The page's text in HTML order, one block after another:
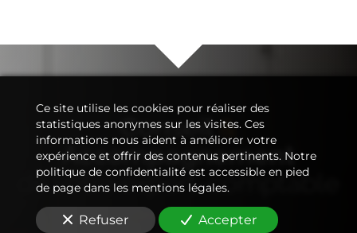
Conseil&
Accompagnement
de votreexpert-comptable
Ce site utilise les cookies pour réaliser des
statistiques anonymes sur les visites. Ces
informations nous aident à améliorer votre
expérience et offrir des contenus pertinents. Notre
politique de confidentialité est accessible en pied
de page dans les mentions légales.
Refuser Accepter